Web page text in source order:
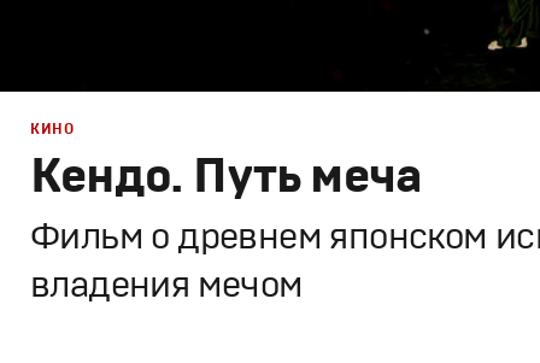
Кендо. Путь меча
Фильм о древнем японском
владения мечом
КИНО